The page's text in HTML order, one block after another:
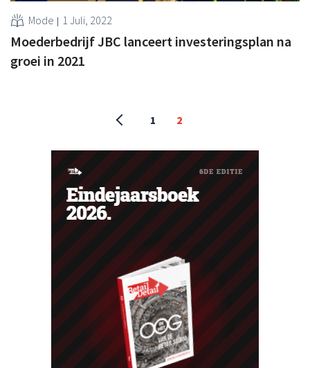
Mode 1 Juli, 2022
Moederbedrijf JBC lanceert investeringsplan na
groei in 2021
1 2